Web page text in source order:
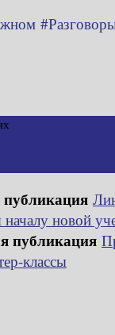
новой
публикация
классы